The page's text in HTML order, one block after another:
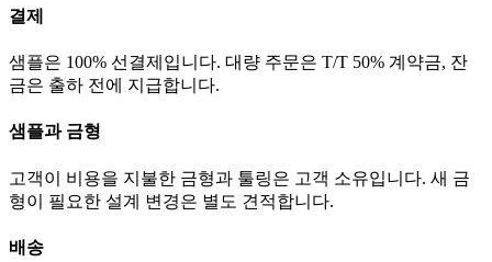
결제
샘플은 100% 선결제입니다. 대량 주문은 T/T 50% 계약금, 잔
금은 출하 전에 지급합니다.
샘플과 금형
고객이 비용을 지불한 금형과 툴링은 고객 소유입니다. 새 금
형이 필요한 설계 변경은 별도 견적합니다.
배송